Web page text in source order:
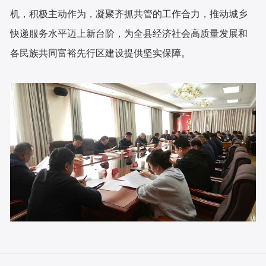
机，积极主动作为，凝聚齐抓共管的工作合力，推动城乡
快递服务水平迈上新台阶，为全县经济社会高质量发展和
各民族共同富裕先行区建设提供坚实保障。